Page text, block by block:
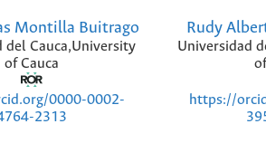
Montilla Buitrago
del Cauca,University
of Cauca
0000-0002-
2313
Rudy
Universidad
https://